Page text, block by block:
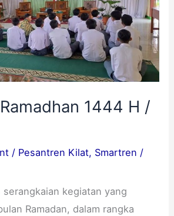
1444 H /
/ Pesantren Kilat, Smartren /
serangkaian kegiatan yang
Ramadan, dalam rangka